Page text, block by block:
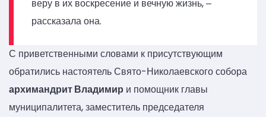
веру в их воскресение и вечную жизнь, ‒
рассказала она.
С приветственными словами к присутствующим
обратились настоятель Свято-Николаевского собора
архимандрит Владимир и помощник главы
муниципалитета, заместитель председателя